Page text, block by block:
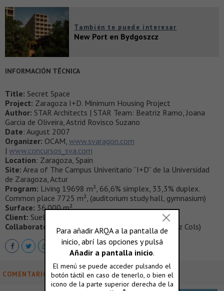
También te puede interesar
New Port en Bydgoszcz
INFORMACIÓN TÉCNICA
Title: Secret Space
Project: Zaragoza I+D. Minimum Housing Project
Author: STAR Architects | STAR Team: Beatriz Ramo, Joana
Garcia de Oliveira, Astrid Rovisco Suzano
Date: August 2007
Organizer: OCAM, www.svaragon.com
| www.concursos_sva.com
Location: Zaragoza, Spain
Site: Area of The Campus Univeritario “I+D” de la Universidad
de Zaragoza, Actur
Program: Living 19698 m², 66,6% simplex, 33,3% duplex.
Common place 7725 m², (auditorium study hall, gymnasium)
Surface: 36.000 m²
Client: Suelo y Vivienda de Aragón
Collaborators: (model: Jordi Milà Jansà, Albert Perez Cols)
COMENTARIOS